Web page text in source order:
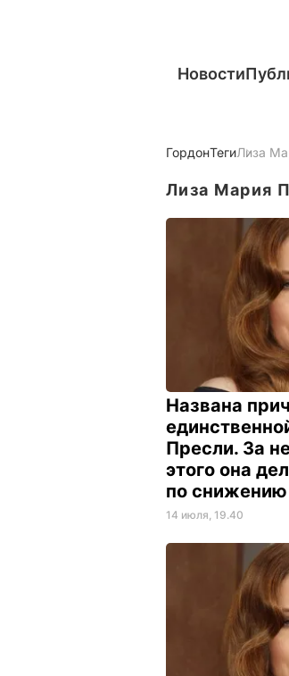
Новости
ГордонТегиЛиза
Лиза Мария
Названа
Пресли. За
этого она
по снижению
14 июля, 19.40